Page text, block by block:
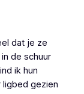
dat je ze
de schuur
ik hun
ligbed gezien